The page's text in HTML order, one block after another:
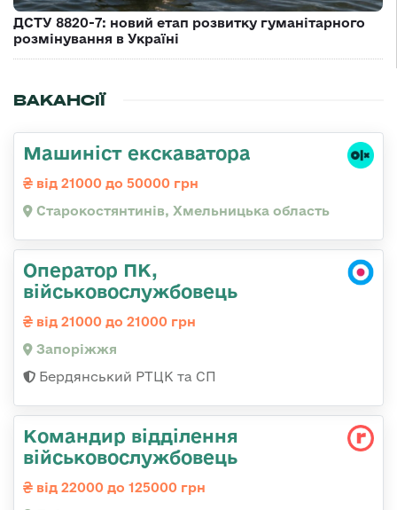
ДСТУ 8820-7: новий етап розвитку гуманітарного
розмінування в Україні
ВАКАНСІЇ
Машиніст екскаватора
від 21000 до 50000 грн
Старокостянтинів, Хмельницька область
Оператор ПК,
військовослужбовець
від 21000 до 21000 грн
Запоріжжя
Бердянський РТЦК та СП
Командир відділення
військовослужбовець
від 22000 до 125000 грн